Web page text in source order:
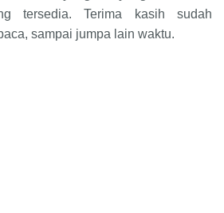
tersedia. Terima kasih sudah
sampai jumpa lain waktu.